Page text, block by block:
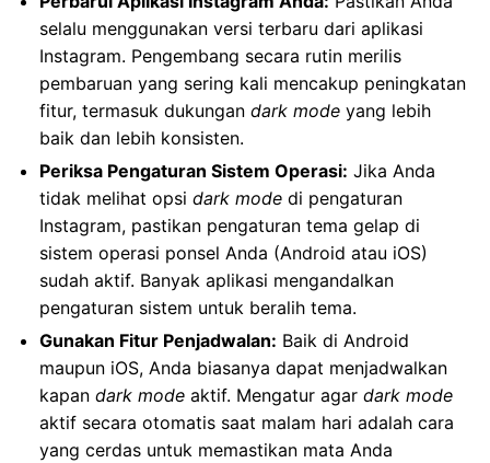
selalu menggunakan versi terbaru dari aplikasi
Instagram. Pengembang secara rutin merilis
pembaruan yang sering kali mencakup peningkatan
fitur, termasuk dukungan dark mode yang lebih
baik dan lebih konsisten.
Periksa Pengaturan Sistem Operasi: Jika Anda
tidak melihat opsi dark mode di pengaturan
Instagram, pastikan pengaturan tema gelap di
sistem operasi ponsel Anda (Android atau iOS)
sudah aktif. Banyak aplikasi mengandalkan
pengaturan sistem untuk beralih tema.
Gunakan Fitur Penjadwalan: Baik di Android
maupun iOS, Anda biasanya dapat menjadwalkan
kapan dark mode aktif. Mengatur agar dark mode
aktif secara otomatis saat malam hari adalah cara
yang cerdas untuk memastikan mata Anda